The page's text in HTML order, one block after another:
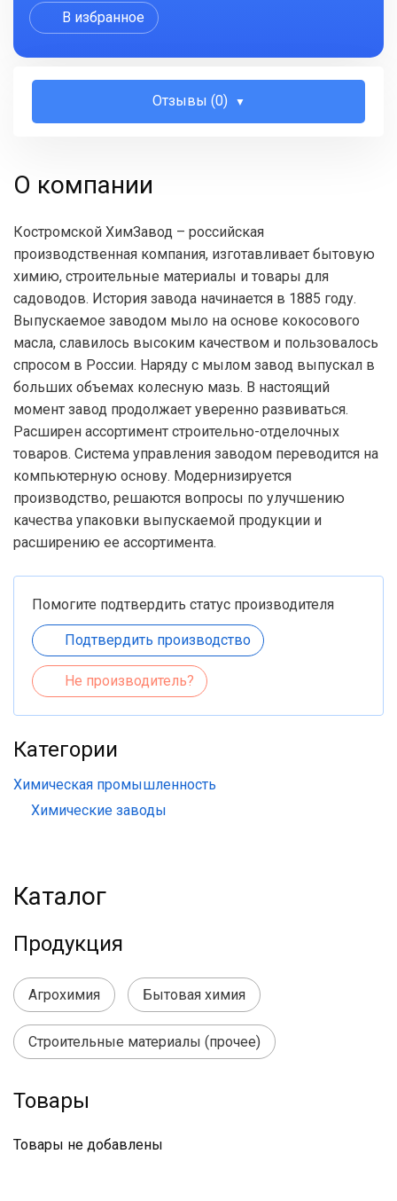
В избранное
Отзывы (0)
О компании
Костромской ХимЗавод – российская
производственная компания, изготавливает бытовую
химию, строительные материалы и товары для
садоводов. История завода начинается в 1885 году.
Выпускаемое заводом мыло на основе кокосового
масла, славилось высоким качеством и пользовалось
спросом в России. Наряду с мылом завод выпускал в
больших объемах колесную мазь. В настоящий
момент завод продолжает уверенно развиваться.
Расширен ассортимент строительно-отделочных
товаров. Система управления заводом переводится на
компьютерную основу. Модернизируется
производство, решаются вопросы по улучшению
качества упаковки выпускаемой продукции и
расширению ее ассортимента.
Помогите подтвердить статус производителя
Подтвердить производство
Не производитель?
Категории
Химическая промышленность
Химические заводы
Каталог
Продукция
Агрохимия Бытовая химия
Строительные материалы (прочее)
Товары
Товары не добавлены